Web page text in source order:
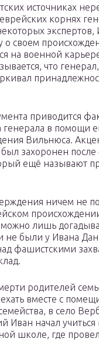
источниках
корнях
экспертов,
о своем
на военной
что
приводится
генерала в помощи
Вильнюса.
был захоронен после
ещё называют
ничем не
лишь
не были у Ивана
фашистскими
родителей
вместе с
в село
Иван начал учиться
школе, где